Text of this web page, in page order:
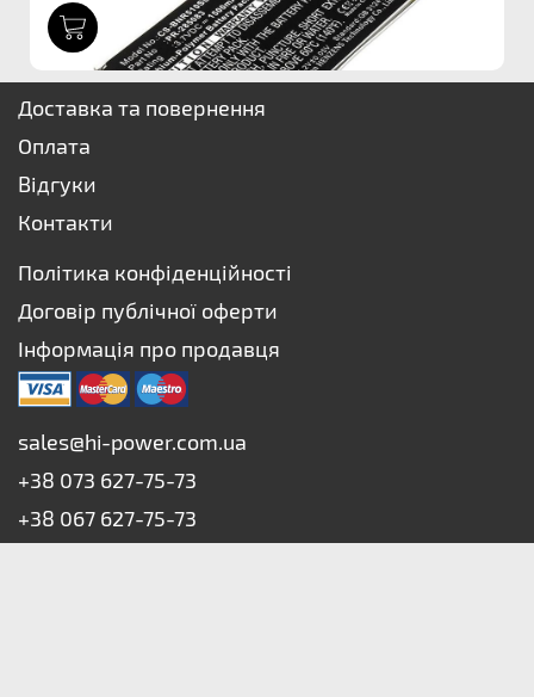
Доставка та повернення
Оплата
Відгуки
Контакти
Політика конфіденційності
Договір публічної оферти
Інформація про продавця
sales@hi-power.com.ua
+38 073 627-75-73
+38 067 627-75-73